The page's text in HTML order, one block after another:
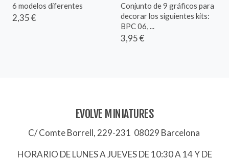
6 modelos diferentes
2,35 €
Conjunto de 9 gráficos para
decorar los siguientes kits:
BPC 06, ...
3,95 €
EVOLVE MINIATURES
C/ Comte Borrell, 229-231 08029 Barcelona
HORARIO DE LUNES A JUEVES DE 10:30 A 14 Y DE